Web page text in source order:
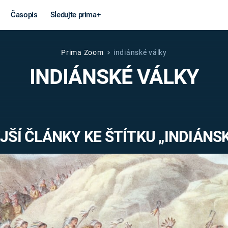
Časopis Sledujte prima+
Věda a
technika
MARS
Války
VÁLEČNÉ
Záhady a
Prima Zoom indiánské války
INDIÁNSKÉ VÁLKY
ČLÁNKY KE ŠTÍTKU